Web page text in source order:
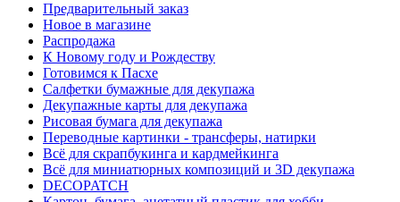
Предварительный заказ
Новое в магазине
Распродажа
К Новому году и Рождеству
Готовимся к Пасхе
Салфетки бумажные для декупажа
Декупажные карты для декупажа
Рисовая бумага для декупажа
Переводные картинки - трансферы, натирки
Всё для скрапбукинга и кардмейкинга
Всё для миниатюрных композиций и 3D декупажа
DECOPATCH